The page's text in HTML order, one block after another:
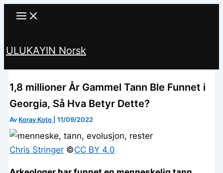
Hopp
ULUKAYIN Norsk
1,8 millioner År Gammel Tann Ble Funnet i
Georgia, Så Hva Betyr Dette?
Av Koray Koto |11/09/2022
Chris Stringer ©️CC BY 4.0